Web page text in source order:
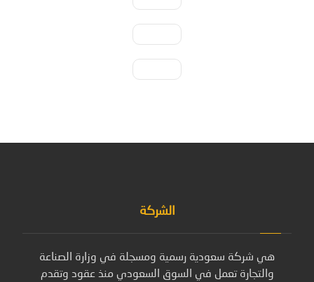
الشركة
هي شركة سعودية رسمية ومسجلة في وزارة الصناعة
والتجارة تعمل في السوق السعودي منذ عقود وتقدم